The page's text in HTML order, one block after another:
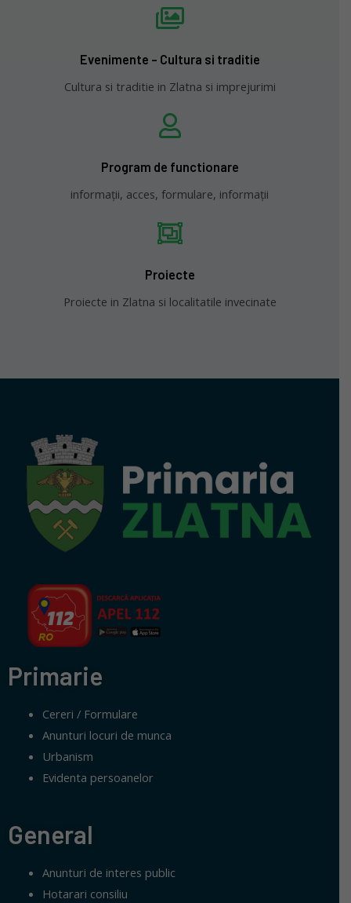
Evenimente - Cultura si traditie
Cultura si traditie in Zlatna si imprejurimi
Program de functionare
informații, acces, formulare, informații
Proiecte
Proiecte in Zlatna si localitatile invecinate
Primarie
Cereri / Formulare
Anunturi locuri de munca
Urbanism
Evidenta persoanelor
General
Anunturi de interes public
Hotarari consiliu